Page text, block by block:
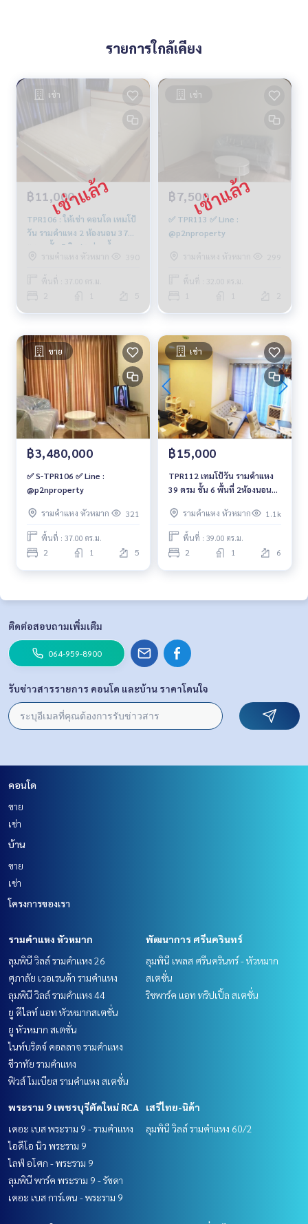
รายการใกล้เคียง
เช่า
฿11,000
TPR106 : ให้เช่า คอนโด เทมโป้
วัน รามคำแหง 2 ห้องนอน 37
ตร.ม. ชั้น 5 วิวสระว่ายน้ำ
11,000 บาท 081-904-4692
รามคำแหง หัวหมาก 390
พื้นที่ : 37.00 ตร.ม.
5
เช่า
฿7,500
✅ TPR113 ✅ Line :
@p2nproperty
รามคำแหง หัวหมาก 299
พื้นที่ : 32.00 ตร.ม.
ขาย
฿3,480,000
✅ S-TPR106 ✅ Line :
@p2nproperty
รามคำแหง หัวหมาก 321
พื้นที่ : 37.00 ตร.ม.
2 1 5
เช่า
฿15,000
TPR112 เทมโป้วัน รามคำแหง
39 ตรม ชั้น 6 พื้นที่ 2ห้องนอน
รามคำแหง หัวหมาก
1.1k
พื้นที่ : 39.00 ตร.ม.
2 1 6
ติดต่อสอบถามเพิ่มเติม
064-959-8900
รับข่าวสารรายการ คอนโด และบ้าน ราคาโดนใจ
คอนโด
ขาย
เช่า
บ้าน
ขาย
เช่า
โครงการของเรา
รามคำแหง หัวหมาก
ลุมพินี วิลล์ รามคำแหง 26
ศุภาลัย เวอเรนด้า รามคำแหง
ลุมพินี วิลล์ รามคำแหง 44
ยู ดีไลท์ แอท หัวหมากสเตชั่น
ยู หัวหมาก สเตชั่น
ไนท์บริดจ์ คอลลาจ รามคำแหง
ชีวาทัย รามคำแหง
ฟิวส์ โมเบียส รามคำแหง สเตชั่น
พัฒนาการ ศรีนครินทร์
ลุมพินี เพลส ศรีนครินทร์ - หัวหมาก
สเตชั่น
ริชพาร์ค แอท ทริปเปิ้ล สเตชั่น
พระราม 9 เพชรบุรีตัดใหม่ RCA
เดอะ เบส พระราม 9 - รามคำแหง
ไอดีโอ นิว พระราม 9
ไลฟ์ อโศก - พระราม 9
ลุมพินี พาร์ค พระราม 9 - รัชดา
เดอะ เบส การ์เดน - พระราม 9
เสรีไทย-นิด้า
ลุมพินี วิลล์ รามคำแหง 60/2